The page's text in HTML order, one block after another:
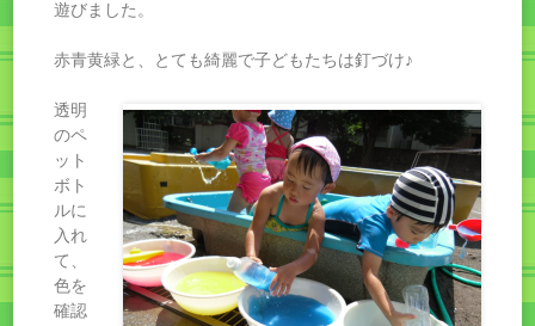
遊びました。
赤青黄緑と、とても綺麗で子どもたちは釘づけ♪
透明
のペ
ット
ボト
ルに
入れ
て、
色を
確認